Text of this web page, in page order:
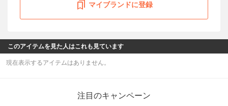
マイブランドに登録
このアイテムを見た人はこれも見ています
現在表示するアイテムはありません。
注目のキャンペーン